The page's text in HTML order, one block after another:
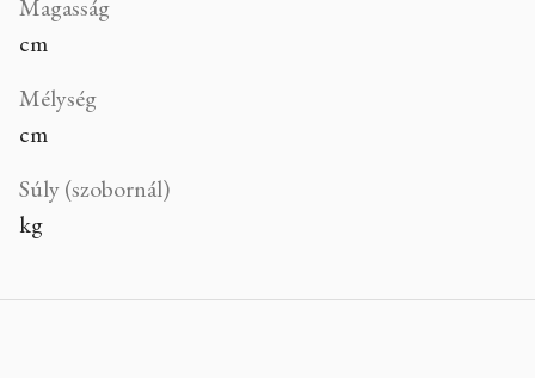
Magasság
cm
Mélység
cm
Súly (szobornál)
kg